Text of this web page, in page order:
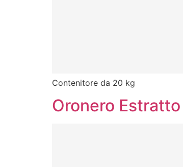
Contenitore da 20 kg
Oronero